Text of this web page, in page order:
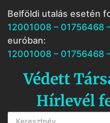
Belföldi utalás esetén
12001008 – 01756468
euróban:
12001008 – 01756468
Védett
Hírlevél